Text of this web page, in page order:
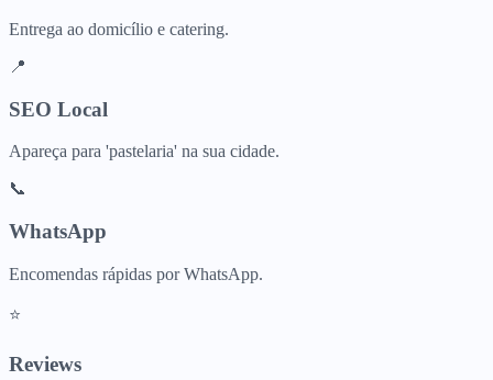
Entrega ao domicílio e catering.
📍
SEO Local
Apareça para 'pastelaria' na sua cidade.
📞
WhatsApp
Encomendas rápidas por WhatsApp.
⭐
Reviews